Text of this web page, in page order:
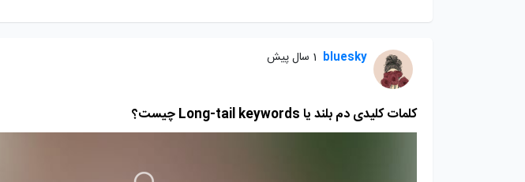
bluesky 1 سال پیش
کلمات کلیدی دم بلند یا Long-tail keywords چیست؟